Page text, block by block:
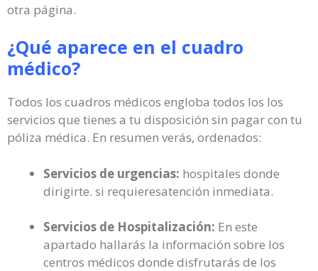
otra página.
¿Qué aparece en el cuadro
médico?
Todos los cuadros médicos engloba todos los los
servicios que tienes a tu disposición sin pagar con tu
póliza médica. En resumen verás, ordenados:
Servicios de urgencias: hospitales donde
dirigirte. si requieresatención inmediata.
Servicios de Hospitalización: En este
apartado hallarás la información sobre los
centros médicos donde disfrutarás de los